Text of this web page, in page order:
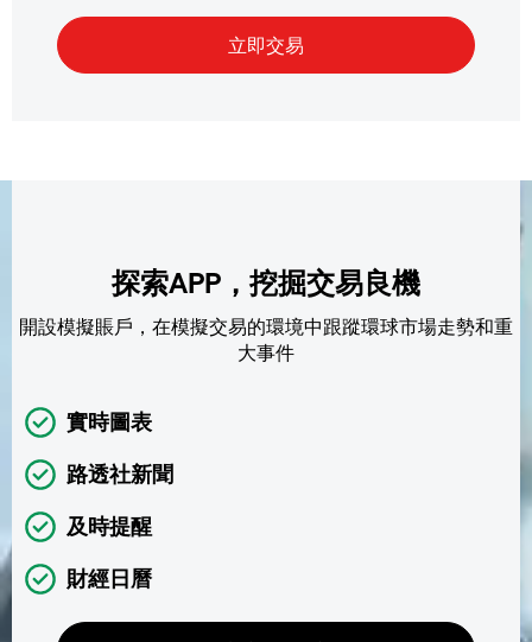
探索APP，挖掘交易良機
開設模擬賬戶，在模擬交易的環境中跟蹤環球市場走勢和重
大事件
實時圖表
路透社新聞
及時提醒
財經日曆